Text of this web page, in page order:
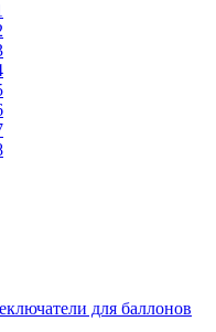
для баллонов